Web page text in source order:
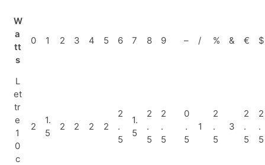
W
a
tt
s
0 1 2 3 4 5 6 7 8 9 – / % & € $
L
et
tr
e
1
0
c
2
1.
5
2 2 2 2
2
.
5
1.
5
2
.
5
2
.
5
0
.
5
1
2
.
5
3
2
.
5
2
.
5